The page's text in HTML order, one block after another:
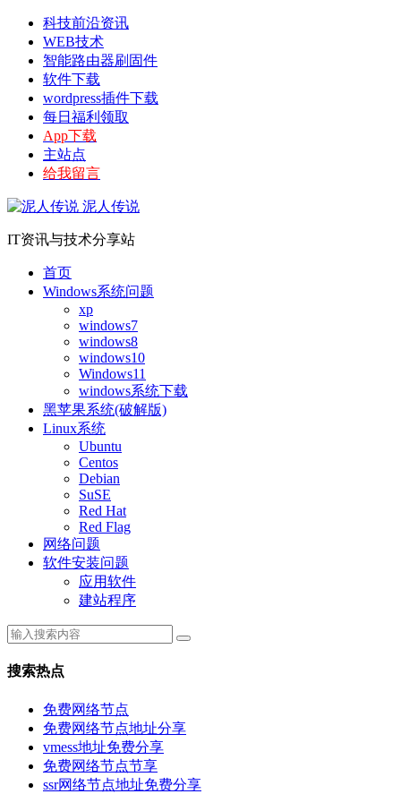
科技前沿资讯
WEB技术
智能路由器刷固件
软件下载
wordpress插件下载
每日福利领取
App下载
主站点
给我留言
泥人传说
IT资讯与技术分享站
首页
Windows系统问题
xp
windows7
windows8
windows10
Windows11
windows系统下载
黑苹果系统(破解版)
Linux系统
Ubuntu
Centos
Debian
SuSE
Red Hat
Red Flag
网络问题
软件安装问题
应用软件
建站程序
搜索热点
免费网络节点
免费网络节点地址分享
vmess地址免费分享
免费网络节点节享
ssr网络节点地址免费分享